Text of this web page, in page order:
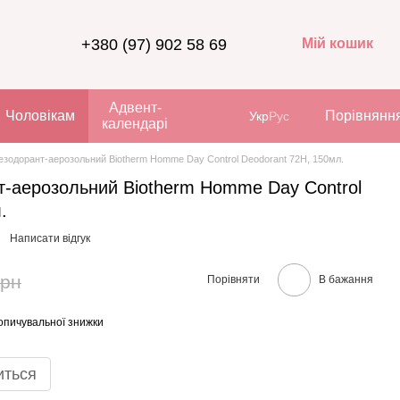
+380 (97) 902 58 69 Мій кошик
Чоловікам
Адвент-
календарі
УкрРус
аерозольний Biotherm Homme Day Control Deodorant 72H, 150мл.
аерозольний Biotherm Homme Day Control
Написати відгук
Порівняти В бажання
знижки